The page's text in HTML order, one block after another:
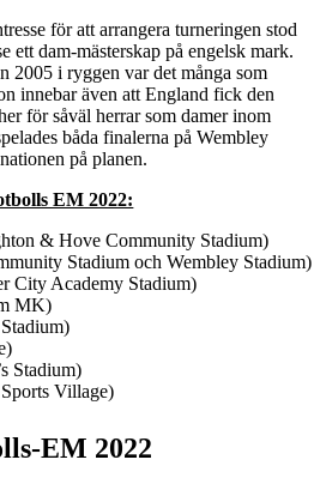
för att arrangera turneringen stod
ett dam-mästerskap på engelsk mark.
2005 i ryggen var det många som
innebar även att England fick den
för såväl herrar som damer inom
båda finalerna på Wembley
på planen.
EM 2022:
& Hove Community Stadium)
Stadium och Wembley Stadium)
City Academy Stadium)
MK)
Stadium)
Village)
EM 2022